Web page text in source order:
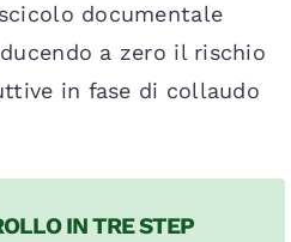
documentale
a zero il rischio
in fase di collaudo
IN TRE STEP